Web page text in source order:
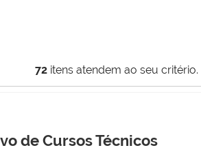
72 itens atendem ao seu critério.
de Cursos Técnicos